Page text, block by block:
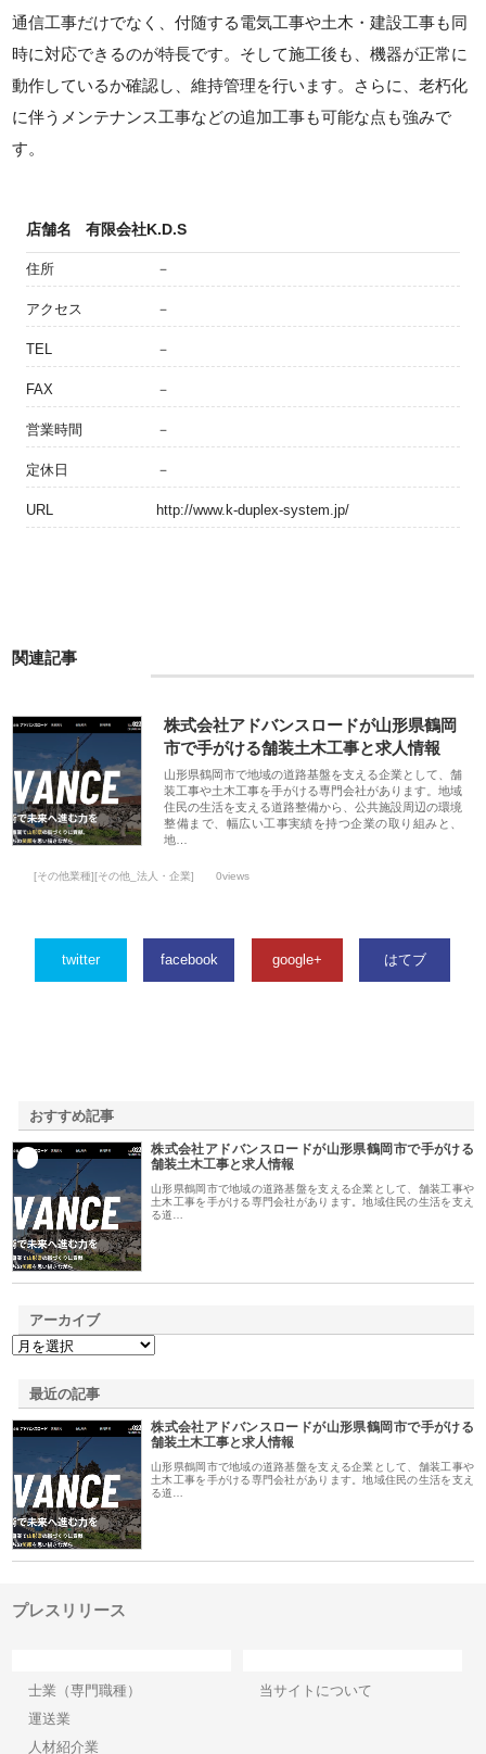
通信工事だけでなく、付随する電気工事や土木・建設工事も同
時に対応できるのが特長です。そして施工後も、機器が正常に
動作しているか確認し、維持管理を行います。さらに、老朽化
に伴うメンテナンス工事などの追加工事も可能な点も強みで
す。
店舗名 有限会社K.D.S
住所 －
アクセス －
TEL －
FAX －
営業時間 －
定休日 －
URL http://www.k-duplex-system.jp/
関連記事
株式会社アドバンスロードが山形県鶴岡
市で手がける舗装土木工事と求人情報
山形県鶴岡市で地域の道路基盤を支える企業として、舗
装工事や土木工事を手がける専門会社があります。地域
住民の生活を支える道路整備から、公共施設周辺の環境
整備まで、幅広い工事実績を持つ企業の取り組みと、
地…
[その他業種][その他_法人・企業] 0views
twitter facebook google+ はてブ
おすすめ記事
株式会社アドバンスロードが山形県鶴岡市で手がける
舗装土木工事と求人情報
山形県鶴岡市で地域の道路基盤を支える企業として、舗装工事や
土木工事を手がける専門会社があります。地域住民の生活を支え
る道…
アーカイブ
最近の記事
株式会社アドバンスロードが山形県鶴岡市で手がける
舗装土木工事と求人情報
山形県鶴岡市で地域の道路基盤を支える企業として、舗装工事や
土木工事を手がける専門会社があります。地域住民の生活を支え
る道…
プレスリリース
士業（専門職種）
運送業
人材紹介業
当サイトについて